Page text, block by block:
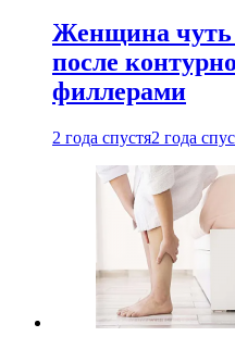
Женщина чуть
после
филлерами
2 года спустя2 года